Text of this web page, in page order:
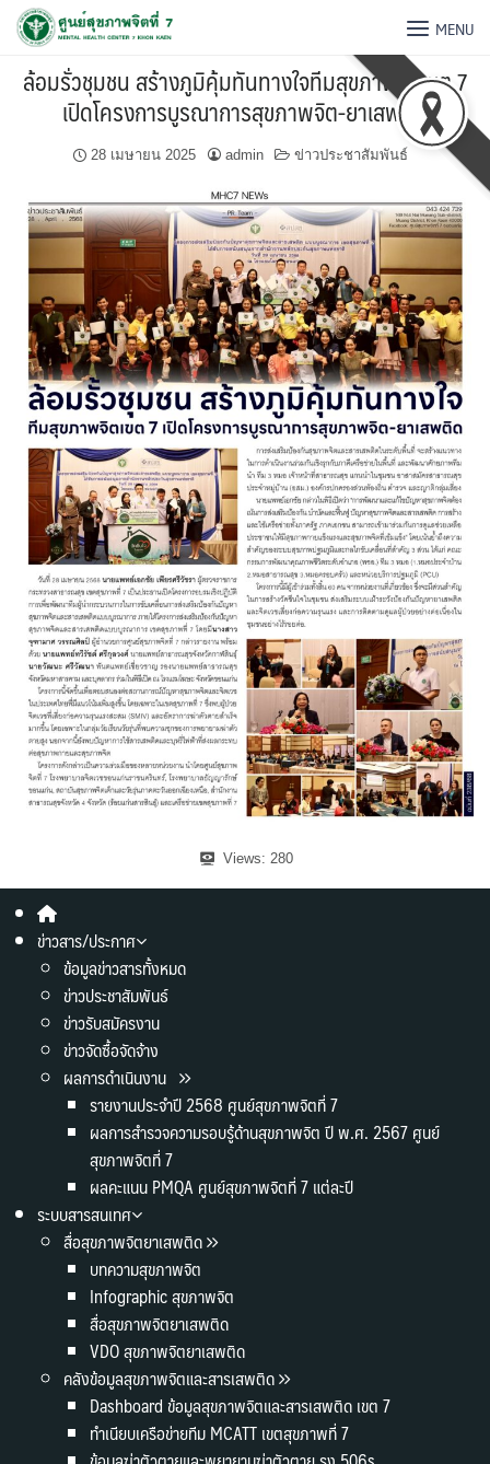
MENU
ล้อมรั่วชุมชน สร้างภูมิคุ้มทันทางใจทีมสุขภาพจิตเขต 7
เปิดโครงการบูรณาการสุขภาพจิต-ยาเสพติด
28 เมษายน 2025 admin ข่าวประชาสัมพันธ์
Views: 280
ข่าวสาร/ประกาศ
ข้อมูลข่าวสารทั้งหมด
ข่าวประชาสัมพันธ์
ข่าวรับสมัครงาน
ข่าวจัดซื้อจัดจ้าง
ผลการดำเนินงาน
รายงานประจำปี 2568 ศูนย์สุขภาพจิตที่ 7
ผลการสำรวจความรอบรู้ด้านสุขภาพจิต ปี พ.ศ. 2567 ศูนย์
สุขภาพจิตที่ 7
ผลคะแนน PMQA ศูนย์สุขภาพจิตที่ 7 แต่ละปี
ระบบสารสนเทศ
สื่อสุขภาพจิตยาเสพติด
บทความสุขภาพจิต
Infographic สุขภาพจิต
สื่อสุขภาพจิตยาเสพติด
VDO สุขภาพจิตยาเสพติด
คลังข้อมูลสุขภาพจิตและสารเสพติด
Dashboard ข้อมูลสุขภาพจิตและสารเสพติด เขต 7
ทำเนียบเครือข่ายทีม MCATT เขตสุขภาพที่ 7